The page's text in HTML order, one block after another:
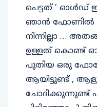
പെട്ടത് ‘ ഓള്‍ഡ്
ഞാന്‍ ഫോണില്‍
നിന്നില്ലാ …
ഉള്ളത് കൊണ്ട്
പുതിയ ഒരു
ആയിട്ടുണ്ട് ,
ചോദിക്കുന്നുണ്ട്